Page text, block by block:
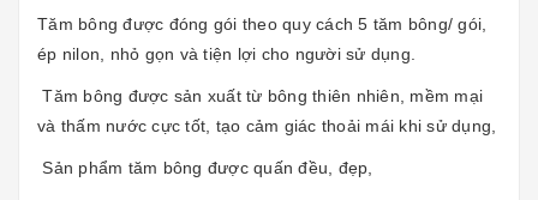
Tăm bông được đóng gói theo quy cách 5 tăm bông/ gói,
ép nilon, nhỏ gọn và tiện lợi cho người sử dụng.
Tăm bông được sản xuất từ bông thiên nhiên, mềm mại
và thấm nước cực tốt, tạo cảm giác thoải mái khi sử dụng,
Sản phẩm tăm bông được quấn đều, đẹp,